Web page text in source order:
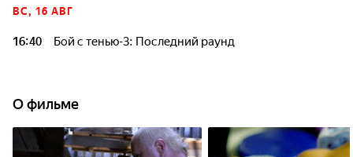
ВС, 16 АВГ
16:40 Бой с тенью-3: Последний раунд
О фильме